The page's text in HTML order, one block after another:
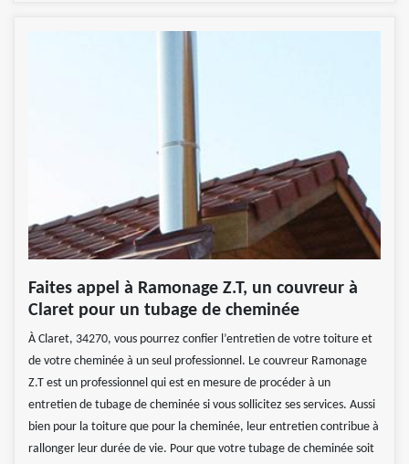
Faites appel à Ramonage Z.T, un couvreur à
Claret pour un tubage de cheminée
À Claret, 34270, vous pourrez confier l’entretien de votre toiture et
de votre cheminée à un seul professionnel. Le couvreur Ramonage
Z.T est un professionnel qui est en mesure de procéder à un
entretien de tubage de cheminée si vous sollicitez ses services. Aussi
bien pour la toiture que pour la cheminée, leur entretien contribue à
rallonger leur durée de vie. Pour que votre tubage de cheminée soit